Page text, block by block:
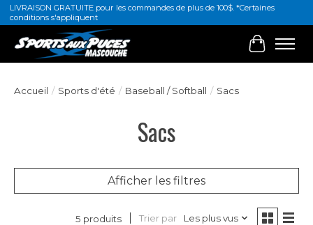
LIVRAISON GRATUITE pour les commandes de plus de 100$. *Certaines
conditions s'appliquent
Panier
Accueil / Sports d'été / Baseball / Softball / Sacs
Sacs
Afficher les filtres
5 produits Trier par Les plus vus